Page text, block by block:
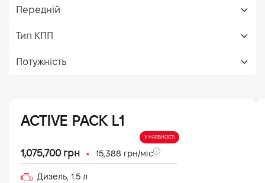
ACTIVE PACK L1
У НАЯВНОСТІ
1,075,700 грн • 15,388 грн/міс
Дизель, 1.5 л